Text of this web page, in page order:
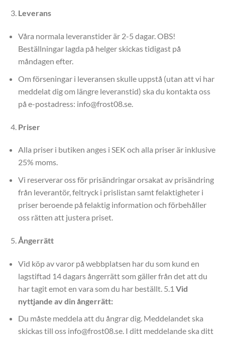
Leverans
Våra normala leveranstider är 2-5 dagar. OBS!
Beställningar lagda på helger skickas tidigast på
måndagen efter.
Om förseningar i leveransen skulle uppstå (utan att vi har
meddelat dig om längre leveranstid) ska du kontakta oss
på e-postadress: info@frost08.se.
Priser
Alla priser i butiken anges i SEK och alla priser är inklusive
25% moms.
Vi reserverar oss för prisändringar orsakat av prisändring
från leverantör, feltryck i prislistan samt felaktigheter i
priser beroende på felaktig information och förbehåller
oss rätten att justera priset.
Ångerrätt
Vid köp av varor på webbplatsen har du som kund en
lagstiftad 14 dagars ångerrätt som gäller från det att du
har tagit emot en vara som du har beställt. 5.1 Vid
nyttjande av din ångerrätt:
Du måste meddela att du ångrar dig. Meddelandet ska
skickas till oss info@frost08.se. I ditt meddelande ska ditt